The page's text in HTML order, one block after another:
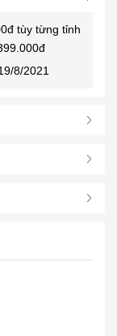
tùy từng tỉnh
8/2021